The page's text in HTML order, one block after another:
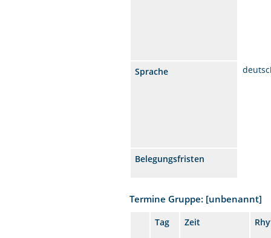
Sprache
Belegungsfristen
Termine Gruppe: [unbenannt]
Tag Zeit